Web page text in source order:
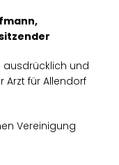
ausdrücklich und
Arzt für Allendorf
Vereinigung